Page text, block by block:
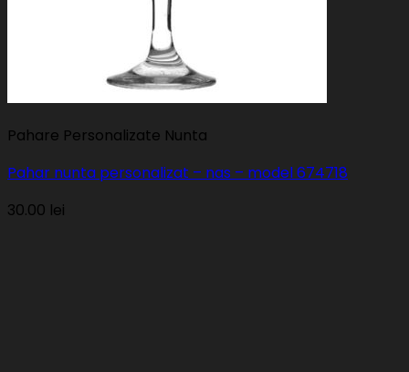
Pahare Personalizate Nunta
Pahar nunta personalizat – nas – model 674718
30.00 lei